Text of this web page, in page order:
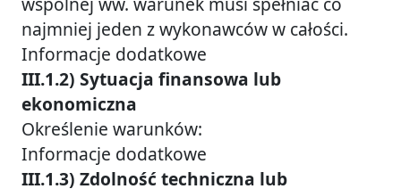
najmniej jeden z wykonawców w całości.
Informacje dodatkowe
III.1.2) Sytuacja finansowa lub
ekonomiczna
Określenie warunków:
Informacje dodatkowe
III.1.3) Zdolność techniczna lub